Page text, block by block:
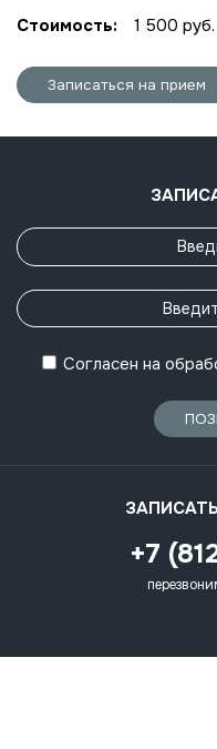
Стоимость: 1 500 руб.
Записаться на прием
Согласен на
+7